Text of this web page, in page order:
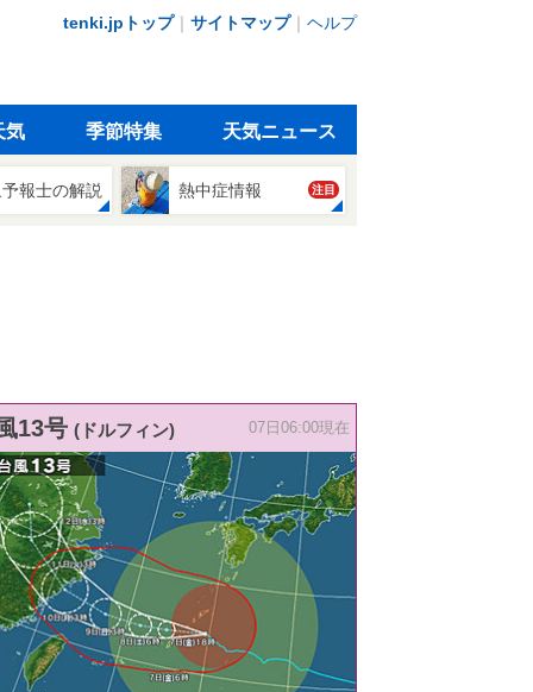
tenki.jpトップ｜ サイトマップ｜ ヘルプ
気 季節特集 天気ニュース
報士の解説 熱中症情報 注目
13号 (ドルフィン) 07日06:00現在